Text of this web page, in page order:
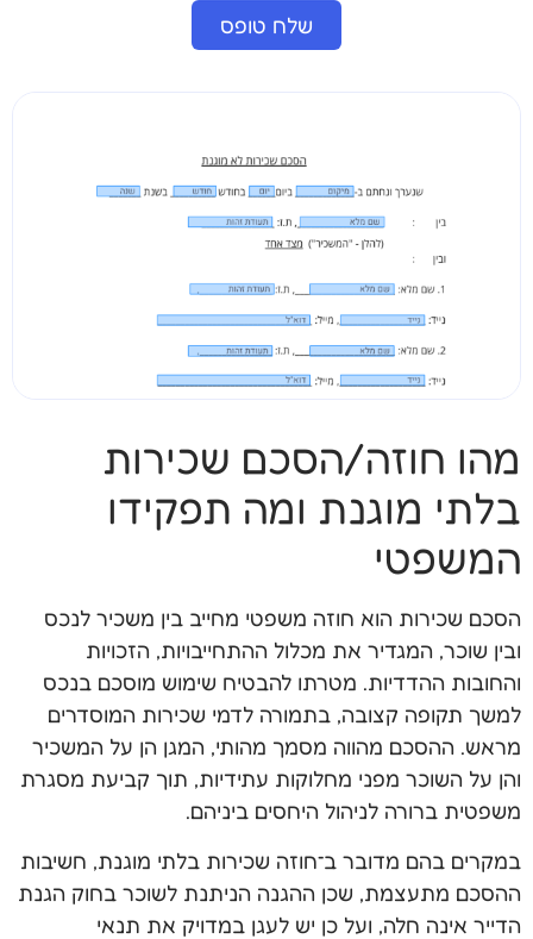
שלח טופס
מהו חוזה/הסכם שכירות
בלתי מוגנת ומה תפקידו
המשפטי
הסכם שכירות הוא חוזה משפטי מחייב בין משכיר לנכס
ובין שוכר, המגדיר את מכלול ההתחייבויות, הזכויות
והחובות ההדדיות. מטרתו להבטיח שימוש מוסכם בנכס
למשך תקופה קצובה, בתמורה לדמי שכירות המוסדרים
מראש. ההסכם מהווה מסמך מהותי, המגן הן על המשכיר
והן על השוכר מפני מחלוקות עתידיות, תוך קביעת מסגרת
משפטית ברורה לניהול היחסים ביניהם.
במקרים בהם מדובר ב־חוזה שכירות בלתי מוגנת, חשיבות
ההסכם מתעצמת, שכן ההגנה הניתנת לשוכר בחוק הגנת
הדייר אינה חלה, ועל כן יש לעגן במדויק את תנאי